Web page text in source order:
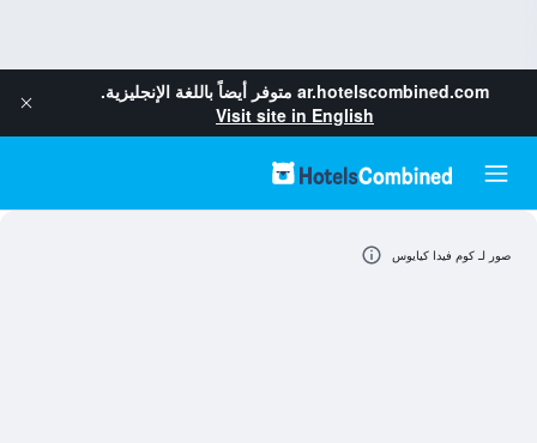
ar.hotelscombined.com متوفر أيضاً باللغة الإنجليزية.
Visit site in English
صور لـ كوم فيدا كيايوس